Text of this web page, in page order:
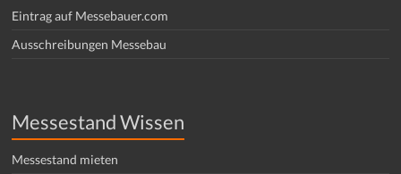
Eintrag auf Messebauer.com
Ausschreibungen Messebau
Messestand Wissen
Messestand mieten